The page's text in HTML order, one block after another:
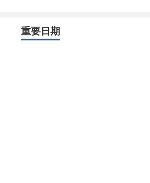
重要日期